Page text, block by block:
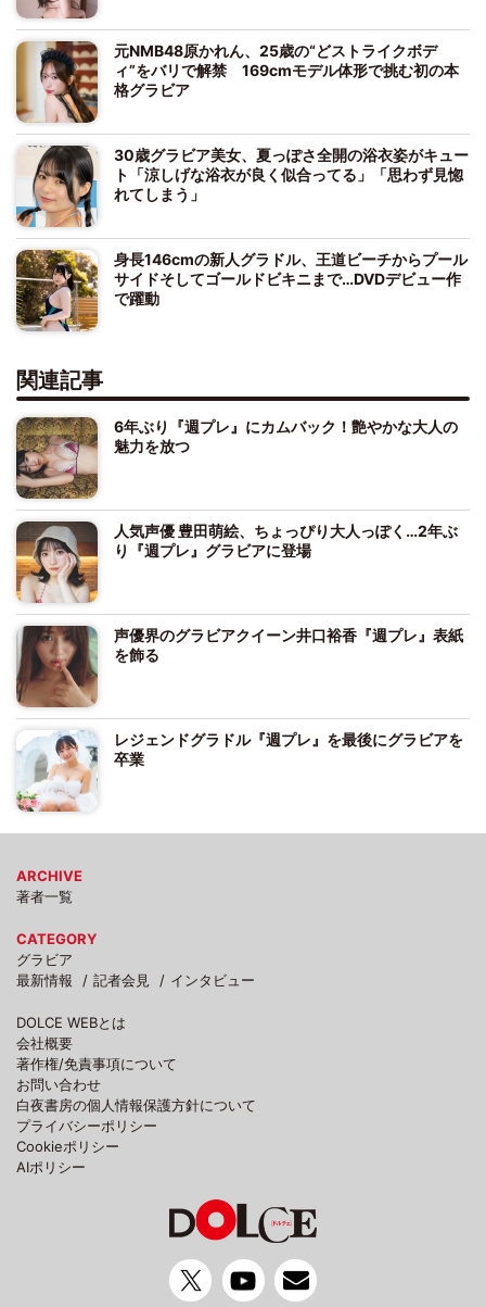
元NMB48原かれん、25歳の“どストライクボデ
ィ”をバリで解禁 169cmモデル体形で挑む初の本
格グラビア
30歳グラビア美女、夏っぽさ全開の浴衣姿がキュー
ト「涼しげな浴衣が良く似合ってる」「思わず見惚
れてしまう」
身長146cmの新人グラドル、王道ビーチからプール
サイドそしてゴールドビキニまで…DVDデビュー作
で躍動
関連記事
6年ぶり『週プレ』にカムバック！艶やかな大人の
魅力を放つ
人気声優 豊田萌絵、ちょっぴり大人っぽく…2年ぶ
り『週プレ』グラビアに登場
声優界のグラビアクイーン井口裕香『週プレ』表紙
を飾る
レジェンドグラドル『週プレ』を最後にグラビアを
卒業
ARCHIVE
著者一覧
CATEGORY
グラビア
最新情報
記者会見 インタビュー
DOLCE WEBとは
会社概要
著作権/免責事項について
お問い合わせ
白夜書房の個人情報保護方針について
プライバシーポリシー
Cookieポリシー
AIポリシー